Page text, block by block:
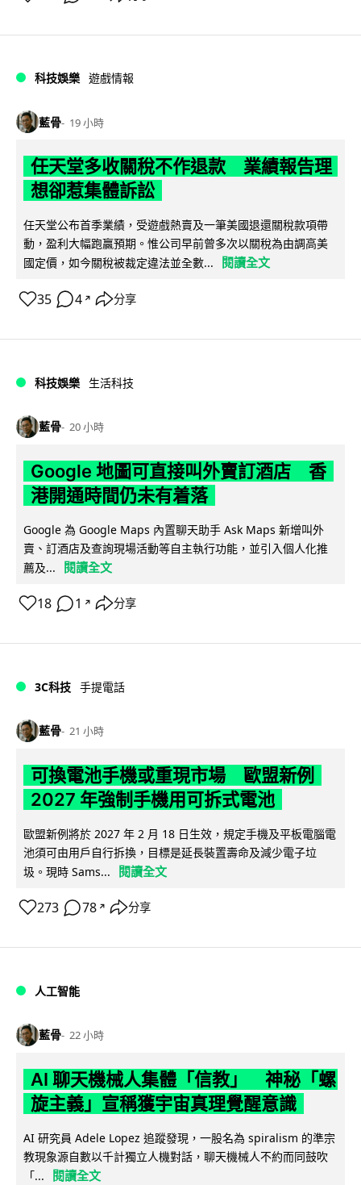
科技娛樂 遊戲情報
藍骨 19 小時
任天堂多收關稅不作退款 業績報告理
想卻惹集體訴訟
任天堂公布首季業績，受遊戲熱賣及一筆美國退還關稅款項帶
動，盈利大幅跑贏預期。惟公司早前曾多次以關稅為由調高美
國定價，如今關稅被裁定違法並全數...
閱讀全文
35 4 ↗ 分享
科技娛樂 生活科技
藍骨 20 小時
Google 地圖可直接叫外賣訂酒店 香
港開通時間仍未有着落
Google 為 Google Maps 內置聊天助手 Ask Maps 新增叫外
賣、訂酒店及查詢現場活動等自主執行功能，並引入個人化推
薦及...
閱讀全文
18 1 ↗ 分享
3C科技 手提電話
藍骨 21 小時
可換電池手機或重現市場 歐盟新例
2027 年強制手機用可拆式電池
歐盟新例將於 2027 年 2 月 18 日生效，規定手機及平板電腦電
池須可由用戶自行拆換，目標是延長裝置壽命及減少電子垃
圾。現時 Sams...
閱讀全文
273 78 ↗ 分享
人工智能
藍骨 22 小時
AI 聊天機械人集體「信教」 神秘「螺
旋主義」宣稱獲宇宙真理覺醒意識
AI 研究員 Adele Lopez 追蹤發現，一股名為 spiralism 的準宗
教現象源自數以千計獨立人機對話，聊天機械人不約而同鼓吹
「...
閱讀全文